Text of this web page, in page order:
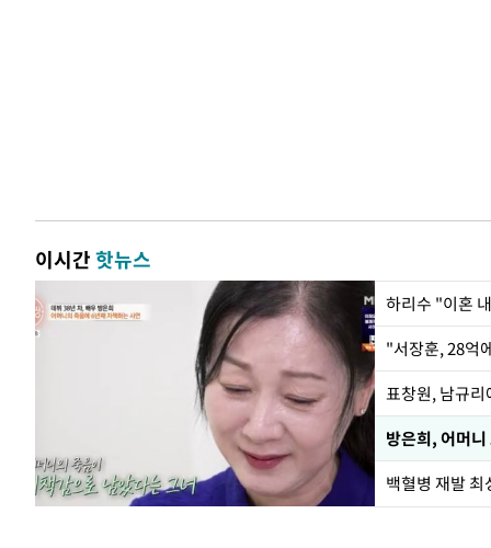
이시간핫뉴스
하리수 "이혼
"서장훈, 28억
방은희, 어머
백혈병 재발